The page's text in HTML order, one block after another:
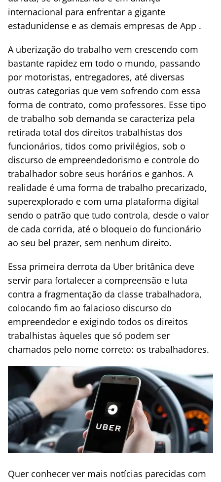
internacional para enfrentar a gigante
estadunidense e as demais empresas de App .
A uberização do trabalho vem crescendo com
bastante rapidez em todo o mundo, passando
por motoristas, entregadores, até diversas
outras categorias que vem sofrendo com essa
forma de contrato, como professores. Esse tipo
de trabalho sob demanda se caracteriza pela
retirada total dos direitos trabalhistas dos
funcionários, tidos como privilégios, sob o
discurso de empreendedorismo e controle do
trabalhador sobre seus horários e ganhos. A
realidade é uma forma de trabalho precarizado,
superexplorado e com uma plataforma digital
sendo o patrão que tudo controla, desde o valor
de cada corrida, até o bloqueio do funcionário
ao seu bel prazer, sem nenhum direito.
Essa primeira derrota da Uber britânica deve
servir para fortalecer a compreensão e luta
contra a fragmentação da classe trabalhadora,
colocando fim ao falacioso discurso do
empreendedor e exigindo todos os direitos
trabalhistas àqueles que só podem ser
chamados pelo nome correto: os trabalhadores.
Quer conhecer ver mais notícias parecidas com